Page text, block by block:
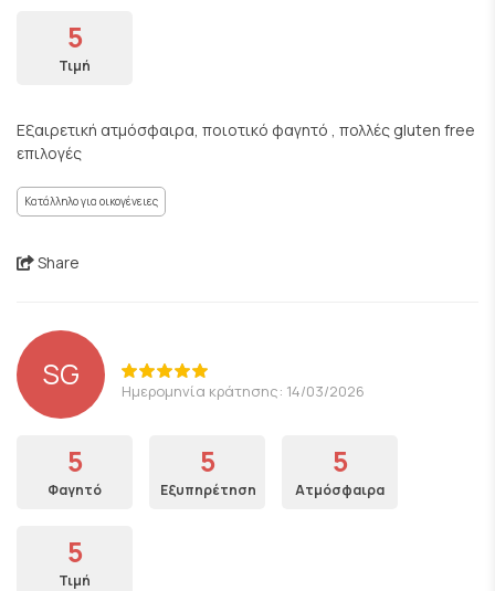
5
Τιμή
Εξαιρετική ατμόσφαιρα, ποιοτικό φαγητό , πολλές gluten free
επιλογές
Κατάλληλο για οικογένειες
Share
SG Ημερομηνία κράτησης: 14/03/2026
5
Φαγητό
5
Εξυπηρέτηση
5
Ατμόσφαιρα
5
Τιμή